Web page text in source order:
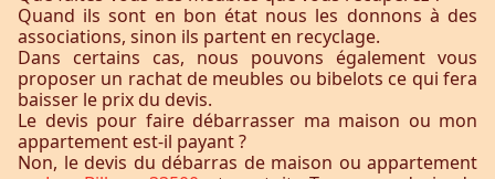
Quand ils sont en bon état nous les donnons à des
associations, sinon ils partent en recyclage.
Dans certains cas, nous pouvons également vous
proposer un rachat de meubles ou bibelots ce qui fera
baisser le prix du devis.
Le devis pour faire débarrasser ma maison ou mon
appartement est-il payant ?
Non, le devis du débarras de maison ou appartement